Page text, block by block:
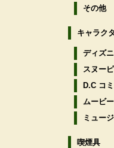
その他
キャラク
ディズ
スヌー
D.C コ
ムービ
ミュー
喫煙具